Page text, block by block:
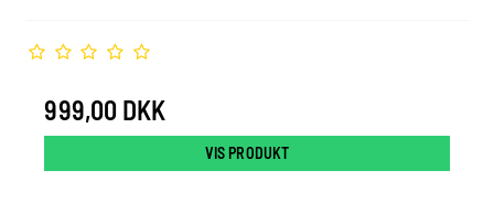
999,00 DKK
VIS PRODUKT